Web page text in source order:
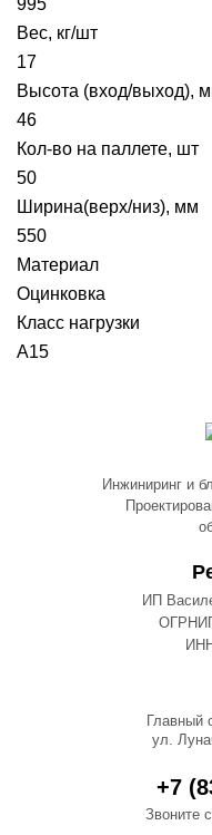
995
Вес, кг/шт
17
Высота (вход/выход),
46
Кол-во на паллете, шт
50
Ширина(верх/низ), мм
550
Материал
Оцинковка
Класс нагрузки
А15
Инжиниринг и
ИП
Главный
ул.
+7
Звоните